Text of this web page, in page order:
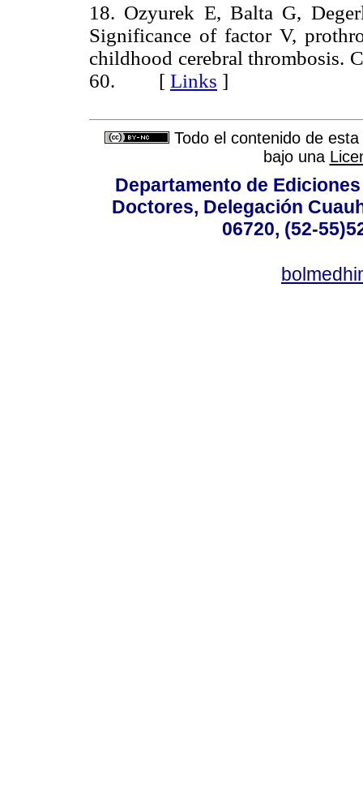
18. Ozyurek E, Balta G,
Significance of factor V,
childhood cerebral thrombosis.
60. [ Links ]
Todo el contenido de
bajo una
Departamento de
Doctores, Delegación
06720, (52-